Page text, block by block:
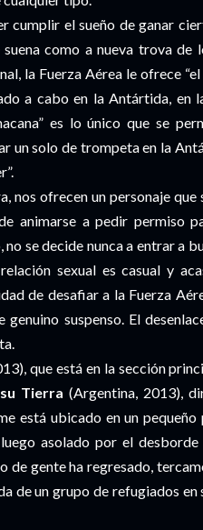
cumplir el sueño de ganar
como a nueva trova de
la Fuerza Aérea le ofrece
a cabo en la Antártida, en
es lo único que se
un solo de trompeta en la
nos ofrecen un personaje que
animarse a pedir permiso
se decide nunca a entrar a
sexual es casual y
de desafiar a la Fuerza
suspenso. El
que está en la sección
Tierra (Argentina, 2013),
está ubicado en un pequeño
asolado por el
gente ha regresado,
de un grupo de refugiados